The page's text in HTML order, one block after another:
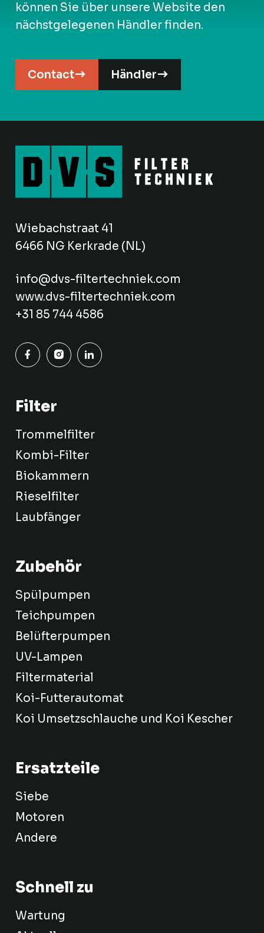
können Sie über unsere Website den
nächstgelegenen Händler finden.
Contact Händler
Wiebachstraat 41
6466 NG Kerkrade (NL)
info@dvs-filtertechniek.com
www.dvs-filtertechniek.com
+31 85 744 4586
Filter
Trommelfilter
Kombi-Filter
Biokammern
Rieselfilter
Laubfänger
Zubehör
Spülpumpen
Teichpumpen
Belüfterpumpen
UV-Lampen
Filtermaterial
Koi-Futterautomat
Koi Umsetzschlauche und Koi Kescher
Ersatzteile
Siebe
Motoren
Andere
Schnell zu
Wartung